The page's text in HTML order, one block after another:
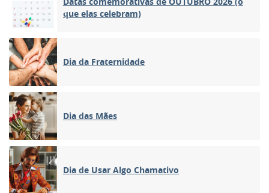
que elas celebram)
Dia da Fraternidade
Dia das Mães
Dia de Usar Algo Chamativo